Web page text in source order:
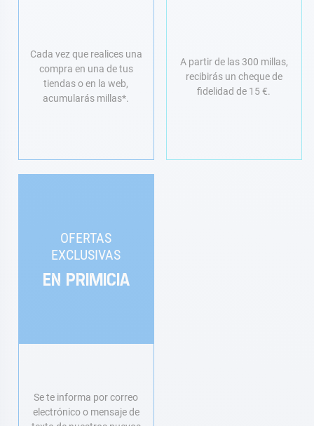
Cada vez que realices una
compra en una de tus
tiendas o en la web,
acumularás millas*.
A partir de las 300 millas,
recibirás un cheque de
fidelidad de 15 €.
OFERTAS
EXCLUSIVAS
EN PRIMICIA
Se te informa por correo
electrónico o mensaje de